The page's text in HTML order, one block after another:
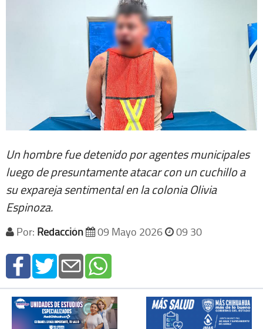
Un hombre fue detenido por agentes municipales
luego de presuntamente atacar con un cuchillo a
su expareja sentimental en la colonia Olivia
Espinoza.
Por: Redacción 09 Mayo 2026 09 30